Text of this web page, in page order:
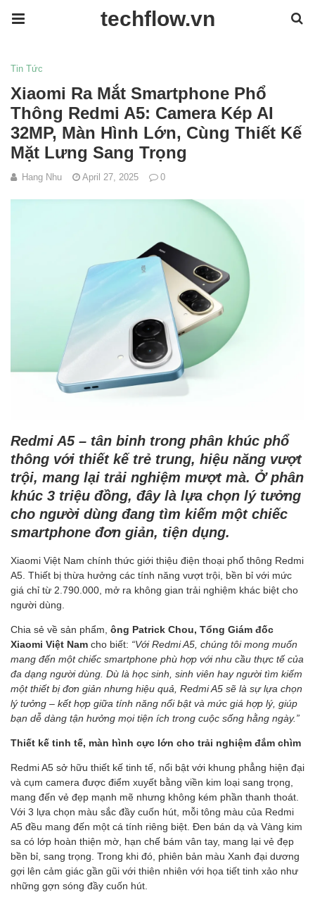
techflow.vn
Tin Tức
Xiaomi Ra Mắt Smartphone Phổ
Thông Redmi A5: Camera Kép AI
32MP, Màn Hình Lớn, Cùng Thiết Kế
Mặt Lưng Sang Trọng
Hang Nhu April 27, 2025 0
Redmi A5 – tân binh trong phân khúc phổ
thông với thiết kế trẻ trung, hiệu năng vượt
trội, mang lại trải nghiệm mượt mà. Ở phân
khúc 3 triệu đồng, đây là lựa chọn lý tưởng
cho người dùng đang tìm kiếm một chiếc
smartphone đơn giản, tiện dụng.
Xiaomi Việt Nam chính thức giới thiệu điện thoại phổ thông Redmi
A5. Thiết bị thừa hưởng các tính năng vượt trội, bền bỉ với mức
giá chỉ từ 2.790.000, mở ra không gian trải nghiệm khác biệt cho
người dùng.
Chia sẻ về sản phẩm, ông Patrick Chou, Tổng Giám đốc
Xiaomi Việt Nam cho biết: “Với Redmi A5, chúng tôi mong muốn
mang đến một chiếc smartphone phù hợp với nhu cầu thực tế của
đa dạng người dùng. Dù là học sinh, sinh viên hay người tìm kiếm
một thiết bị đơn giản nhưng hiệu quả, Redmi A5 sẽ là sự lựa chọn
lý tưởng – kết hợp giữa tính năng nổi bật và mức giá hợp lý, giúp
bạn dễ dàng tận hưởng mọi tiện ích trong cuộc sống hằng ngày.”
Thiết kế tinh tế, màn hình cực lớn cho trải nghiệm đắm chìm
Redmi A5 sở hữu thiết kế tinh tế, nổi bật với khung phẳng hiện đại
và cụm camera được điểm xuyết bằng viền kim loại sang trọng,
mang đến vẻ đẹp mạnh mẽ nhưng không kém phần thanh thoát.
Với 3 lựa chọn màu sắc đầy cuốn hút, mỗi tông màu của Redmi
A5 đều mang đến một cá tính riêng biệt. Đen bán dạ và Vàng kim
sa có lớp hoàn thiện mờ, hạn chế bám vân tay, mang lại vẻ đẹp
bền bỉ, sang trọng. Trong khi đó, phiên bản màu Xanh đại dương
gợi lên cảm giác gần gũi với thiên nhiên với họa tiết tinh xảo như
những gợn sóng đầy cuốn hút.